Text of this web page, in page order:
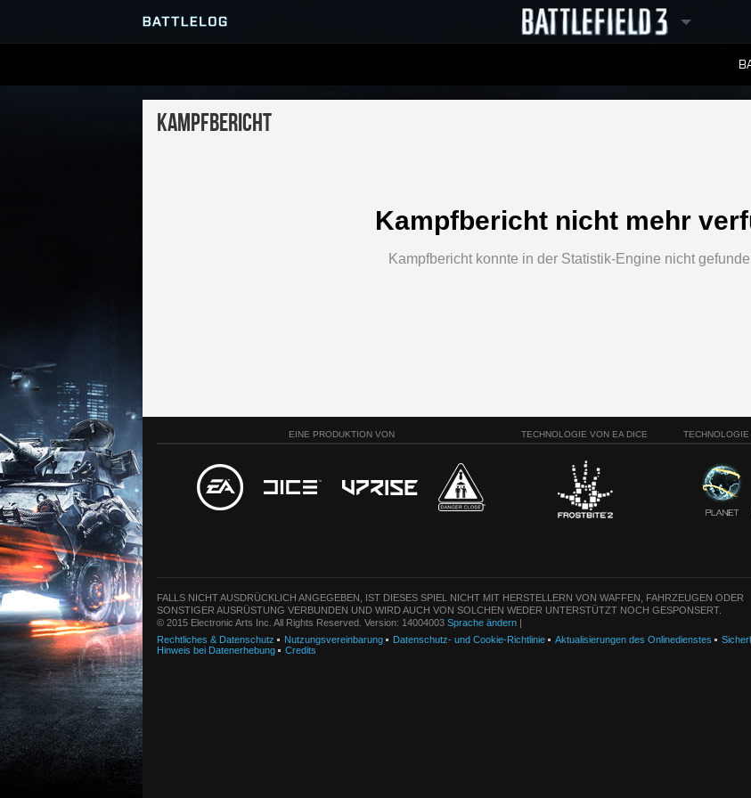
SERVER-BROWSER
Kampfbericht
Kampfbericht nicht mehr
Kampfbericht konnte in der Statistik-Engine nicht
EINE PRODUKTION VON TECHNOLOGIE VON EA DICE
FALLS NICHT AUSDRÜCKLICH ANGEGEBEN, IST DIESES SPIEL NICHT MIT HERSTELLERN VON WAFFEN, FAHRZEUGEN ODER
SONSTIGER AUSRÜSTUNG VERBUNDEN UND WIRD AUCH VON SOLCHEN WEDER UNTERSTÜTZT NOCH GESPONSERT.
© 2015 Electronic Arts Inc. All Rights Reserved. Version: 14004003 Sprache ändern |
Rechtliches & Datenschutz
Nutzungsvereinbarung Datenschutz- und Cookie-Richtlinie Aktualisierungen des Onlinedienstes
Hinweis bei Datenerhebung
Credits